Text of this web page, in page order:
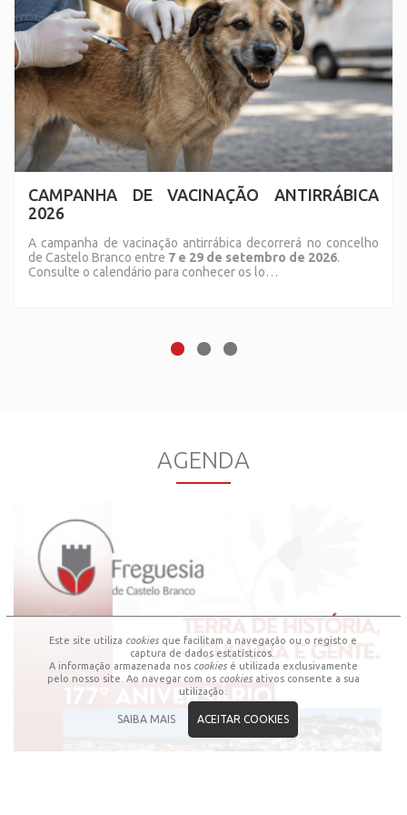
Este site utiliza cookies que facilitam a navegação ou o registo e
captura de dados estatísticos.
A informação armazenada nos cookiesé utilizada exclusivamente
pelo nosso site. Ao navegar com os cookiesativos consente a sua
utilização.
SAIBA MAIS ACEITAR COOKIES
CAMPANHA DE VACINAÇÃO ANTIRRÁBICA
2026
A campanha de vacinação antirrábica decorrerá no concelho
de Castelo Branco entre 7 e 29 de setembro de 2026.
Consulte o calendário para conhecer os lo…
AGENDA
No próximo dia 20 de julho de 2026 a Junta de